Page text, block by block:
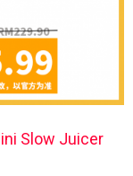
Slow Juicer